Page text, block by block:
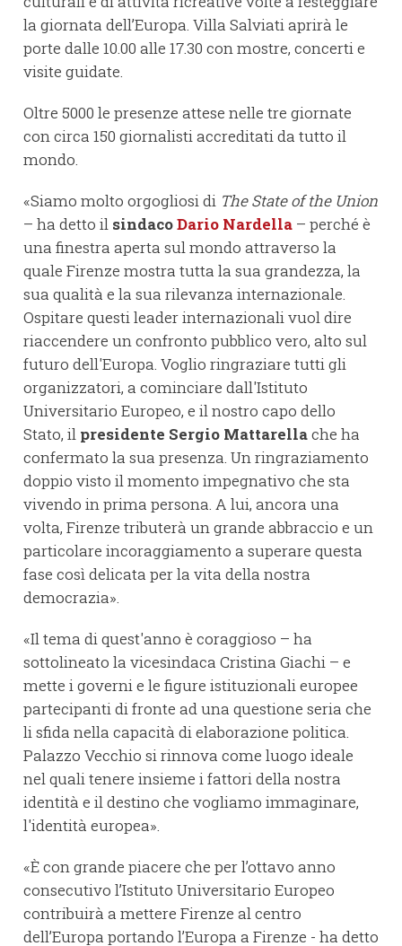
la giornata dell’Europa. Villa Salviati aprirà le
porte dalle 10.00 alle 17.30 con mostre, concerti e
visite guidate.
Oltre 5000 le presenze attese nelle tre giornate
con circa 150 giornalisti accreditati da tutto il
mondo.
«Siamo molto orgogliosi di The State of the Union
– ha detto il sindacoDario Nardella – perché è
una finestra aperta sul mondo attraverso la
quale Firenze mostra tutta la sua grandezza, la
sua qualità e la sua rilevanza internazionale.
Ospitare questi leader internazionali vuol dire
riaccendere un confronto pubblico vero, alto sul
futuro dell'Europa. Voglio ringraziare tutti gli
organizzatori, a cominciare dall'Istituto
Universitario Europeo, e il nostro capo dello
Stato, il presidente Sergio Mattarellache ha
confermato la sua presenza. Un ringraziamento
doppio visto il momento impegnativo che sta
vivendo in prima persona. A lui, ancora una
volta, Firenze tributerà un grande abbraccio e un
particolare incoraggiamento a superare questa
fase così delicata per la vita della nostra
democrazia».
«Il tema di quest'anno è coraggioso – ha
sottolineato la vicesindaca Cristina Giachi – e
mette i governi e le figure istituzionali europee
partecipanti di fronte ad una questione seria che
li sfida nella capacità di elaborazione politica.
Palazzo Vecchio si rinnova come luogo ideale
nel quali tenere insieme i fattori della nostra
identità e il destino che vogliamo immaginare,
l'identità europea».
«È con grande piacere che per l’ottavo anno
consecutivo l’Istituto Universitario Europeo
contribuirà a mettere Firenze al centro
dell’Europa portando l’Europa a Firenze - ha detto